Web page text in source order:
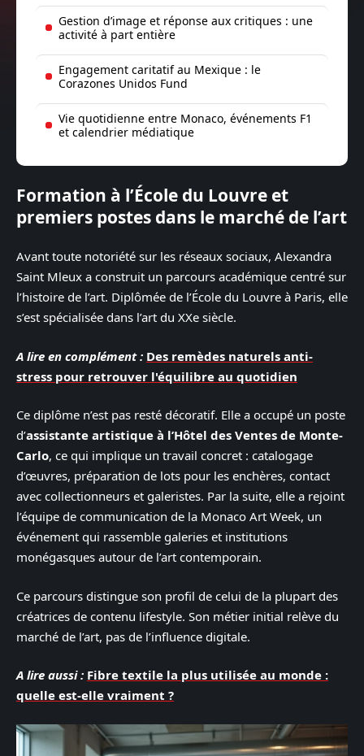
Gestion d’image et réponse aux critiques : une
activité à part entière
Engagement caritatif au Mexique : le
Corazones Unidos Fund
Vie quotidienne entre Monaco, événements F1
et calendrier médiatique
Formation à l’École du Louvre et
premiers postes dans le marché de l’art
Avant toute notoriété sur les réseaux sociaux, Alexandra
Saint Mleux a construit un parcours académique centré sur
l’histoire de l’art. Diplômée de l’École du Louvre à Paris, elle
s’est spécialisée dans l’art du XXe siècle.
A lire en complément : Des remèdes naturels anti-
stress pour retrouver l'équilibre au quotidien
Ce diplôme n’est pas resté décoratif. Elle a occupé un poste
d’assistante artistique à l’Hôtel des Ventes de Monte-
Carlo, ce qui implique un travail concret : catalogage
d’œuvres, préparation de lots pour les enchères, contact
avec collectionneurs et galeristes. Par la suite, elle a rejoint
l’équipe de communication de la Monaco Art Week, un
événement qui rassemble galeries et institutions
monégasques autour de l’art contemporain.
Ce parcours distingue son profil de celui de la plupart des
créatrices de contenu lifestyle. Son métier initial relève du
marché de l’art, pas de l’influence digitale.
A lire aussi : Fibre textile la plus utilisée au monde :
quelle est-elle vraiment ?